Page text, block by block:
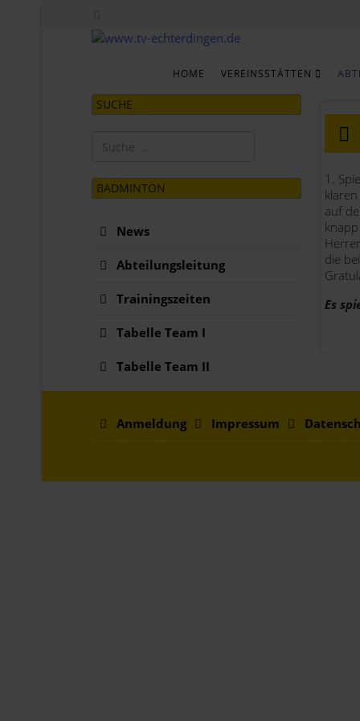
HOME VEREINSSTÄTTEN
SUCHE
BADMINTON
News
Abteilungsleitung
Trainingszeiten
Tabelle Team I
Tabelle Team II
1.
auf
die
Es
Anmeldung Impressum